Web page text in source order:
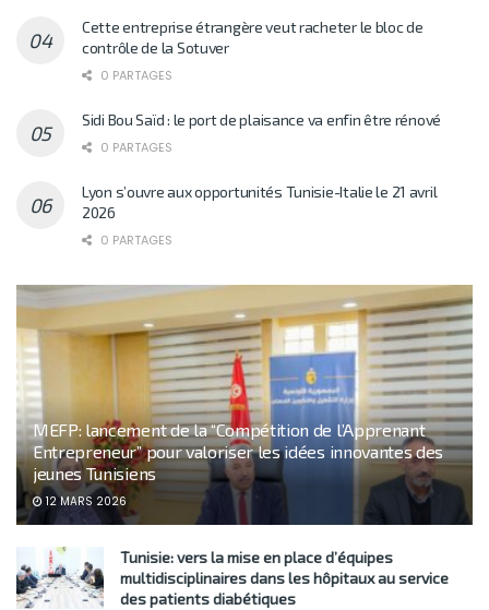
Cette entreprise étrangère veut racheter le bloc de
contrôle de la Sotuver
0 PARTAGES
Sidi Bou Saïd : le port de plaisance va enfin être rénové
0 PARTAGES
Lyon s’ouvre aux opportunités Tunisie-Italie le 21 avril
2026
0 PARTAGES
MEFP: lancement de la “Compétition de l’Apprenant
Entrepreneur” pour valoriser les idées innovantes des
jeunes Tunisiens
12 MARS 2026
Tunisie: vers la mise en place d’équipes
multidisciplinaires dans les hôpitaux au service
des patients diabétiques